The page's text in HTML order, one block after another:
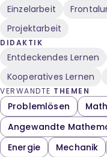
Einzelarbeit
Projektarbeit
DIDAKTIK
Entdeckendes Lernen
Kooperatives Lernen
VERWANDTE THEMEN
Problemlösen
Angewandte
Energie
Mechanik